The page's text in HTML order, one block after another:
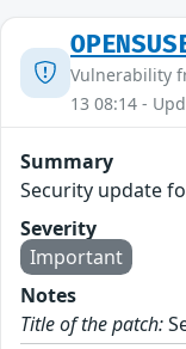
Vulnerability
13 08:14 -
Summary
Security update
Severity
Important
Notes
Title of the patch: